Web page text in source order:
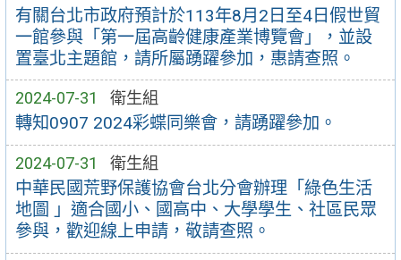
有關台北市政府預計於113年8月2日至4日假世貿
一館參與「第一屆高齡健康產業博覽會」，並設
置臺北主題館，請所屬踴躍參加，惠請查照。
2024-07-31 衛生組
轉知0907 2024彩蝶同樂會，請踴躍參加。
2024-07-31 衛生組
中華民國荒野保護協會台北分會辦理「綠色生活
地圖 」適合國小、國高中、大學學生、社區民眾
參與，歡迎線上申請，敬請查照。